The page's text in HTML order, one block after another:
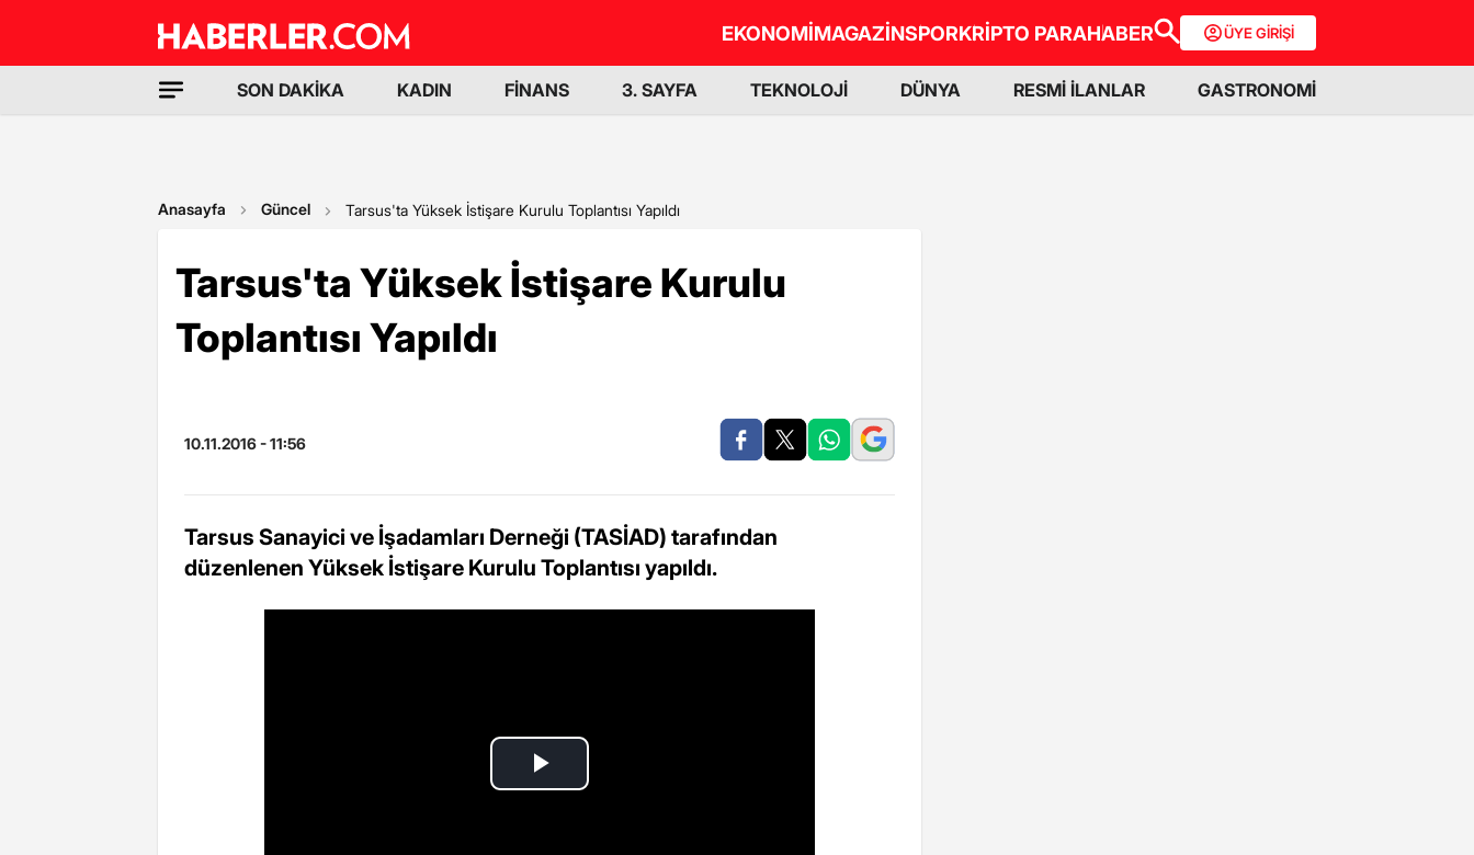
EKONOMİMAGAZİNSPORKRİPTO PARAHABER ÜYE GİRİŞİ
SON DAKİKA KADIN FİNANS 3. SAYFA TEKNOLOJİ DÜNYA RESMİ İLANLAR GASTRONOMİ
Anasayfa Güncel Tarsus'ta Yüksek İstişare Kurulu Toplantısı Yapıldı
Tarsus'ta Yüksek İstişare Kurulu
Toplantısı Yapıldı
10.11.2016 - 11:56
Tarsus Sanayici ve İşadamları Derneği (TASİAD) tarafından
düzenlenen Yüksek İstişare Kurulu Toplantısı yapıldı.